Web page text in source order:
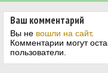
Ваш комментарий
Вы не вошли на сайт.
Комментарии могут
пользователи.